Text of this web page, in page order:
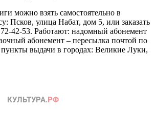
можно взять самостоятельно в
Псков, улица Набат, дом 5, или заказать
42-53. Работают: надомный абонемент
абонемент – пересылка почтой по
пункты выдачи в городах: Великие Луки,